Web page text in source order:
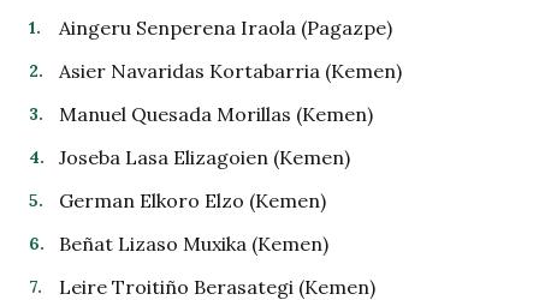
Aingeru Senperena Iraola (Pagazpe)
Asier Navaridas Kortabarria (Kemen)
Manuel Quesada Morillas (Kemen)
Joseba Lasa Elizagoien (Kemen)
German Elkoro Elzo (Kemen)
Beñat Lizaso Muxika (Kemen)
Leire Troitiño Berasategi (Kemen)